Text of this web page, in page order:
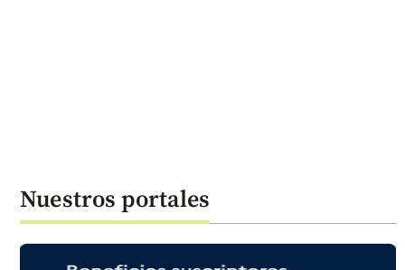
Nuestros portales